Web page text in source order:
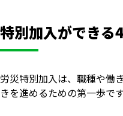
特別加入ができる
労災特別加入は、職種や働
きを進めるための第一歩で